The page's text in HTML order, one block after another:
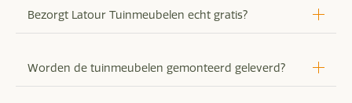
Bezorgt Latour Tuinmeubelen echt gratis?
Worden de tuinmeubelen gemonteerd geleverd?